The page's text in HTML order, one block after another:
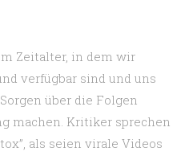
Zeitalter, in dem wir
verfügbar sind und uns
über die Folgen
machen. Kritiker sprechen
als seien virale Videos